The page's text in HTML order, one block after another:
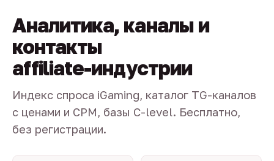
Аналитика, каналы и
контакты
affiliate-индустрии
Индекс спроса iGaming, каталог TG-каналов
с ценами и CPM, базы C-level. Бесплатно,
без регистрации.